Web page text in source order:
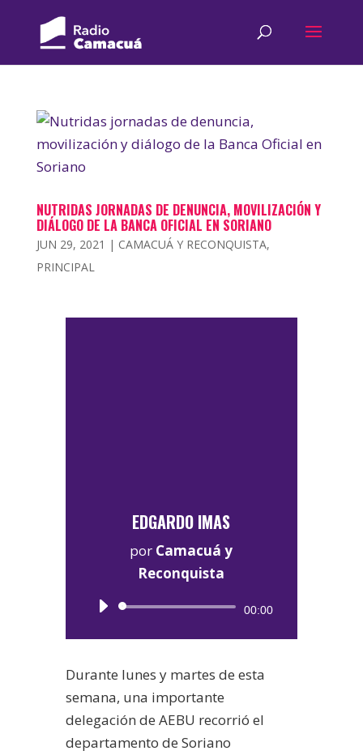
NUTRIDAS JORNADAS DE DENUNCIA, MOVILIZACIÓN Y
DIÁLOGO DE LA BANCA OFICIAL EN SORIANO
JUN 29, 2021 | CAMACUÁ Y RECONQUISTA,
PRINCIPAL
EDGARDO IMAS
por Camacuá y
Reconquista
Reproductor
00:00
Durante lunes y martes de esta
semana, una importante
delegación de AEBU recorrió el
departamento de Soriano